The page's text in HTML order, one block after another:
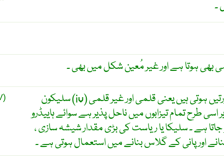
۔
ہوتا ہے اور غیر مُعین شکل میں بھی ۔
سلیکون (iv) آکسائیڈ ۔ اس کی دو بہروپی صورتیں ہوتی ہیں یعنی قلمی اور غیر قلمی
اسی طرح تمام تیزابوں میں ناحل پذیر ہے سوائے ہايیڈرو
جاتا ہے ۔ سلیکا یا ریاست کی بڑی مقدار شیشہ سازی ،
اور پانی کے گلاس بنانے میں استعمال ہوتی ہے ۔